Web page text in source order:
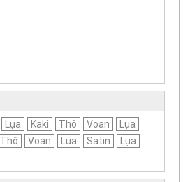
Lụa Kaki Thô Voan
Lụa
Thô Voan Lụa Satin
Lụa